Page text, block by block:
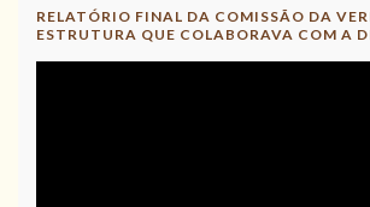
RELATÓRIO FINAL DA COMISSÃO DA
ESTRUTURA QUE COLABORAVA COM A